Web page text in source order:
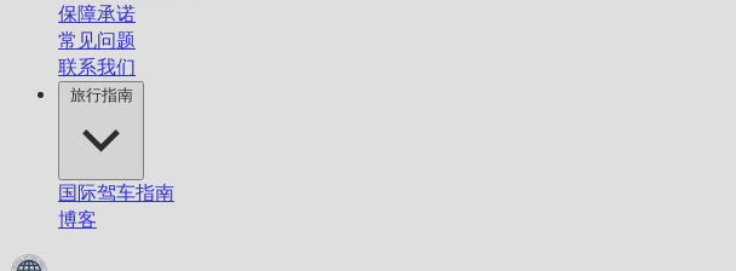
保障承诺
常见问题
联系我们
旅行指南
国际驾车指南
博客